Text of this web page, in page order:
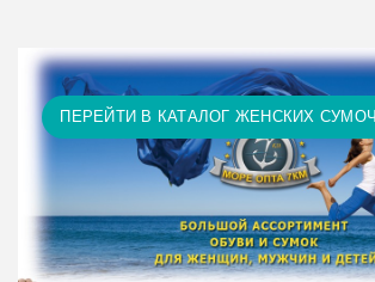
ПЕРЕЙТИ В КАТАЛОГ ЖЕНСКИХ